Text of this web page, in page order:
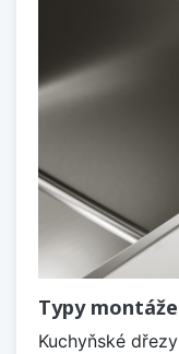
Typy
Kuchyňské